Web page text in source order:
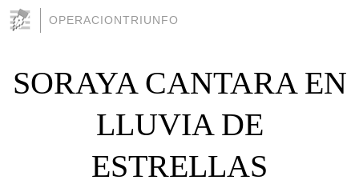
OPERACIONTRIUNFO
SORAYA CANTARA EN
LLUVIA DE
ESTRELLAS